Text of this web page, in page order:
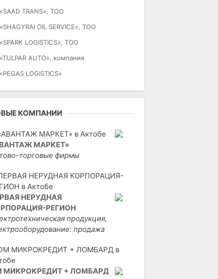
«SAAD TRANS», ТОО
«SHAGYRAI OIL SERVICE», ТОО
«SPARK LOGISTICS», ТОО
«TULPAR AUTO», компания
«PEGAS LOGISTICS»
КОМПАНИИ
МАРКЕТ»
торговые фирмы
НЕРУДНАЯ
РЕГИОН
продукция,
продажа
МИКРОКРЕДИТ + ЛОМБАРД